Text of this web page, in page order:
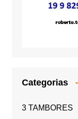
Categorias
3 TAMBORES